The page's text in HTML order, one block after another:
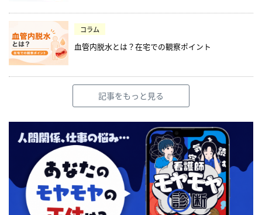
コラム
血管内脱水とは？在宅での観察ポイント
記事をもっと見る